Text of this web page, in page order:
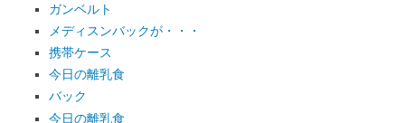
ガンベルト
メディスンバックが・・・
携帯ケース
今日の離乳食
バック
今日の離乳食